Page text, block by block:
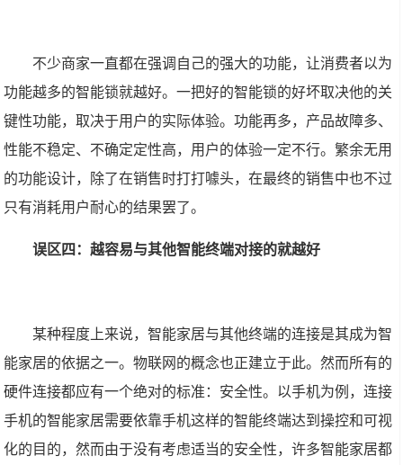
不少商家一直都在强调自己的强大的功能，让消费者以为
功能越多的智能锁就越好。一把好的智能锁的好坏取决他的关
键性功能，取决于用户的实际体验。功能再多，产品故障多、
性能不稳定、不确定定性高，用户的体验一定不行。繁余无用
的功能设计，除了在销售时打打噱头，在最终的销售中也不过
只有消耗用户耐心的结果罢了。
误区四：越容易与其他智能终端对接的就越好
某种程度上来说，智能家居与其他终端的连接是其成为智
能家居的依据之一。物联网的概念也正建立于此。然而所有的
硬件连接都应有一个绝对的标准：安全性。以手机为例，连接
手机的智能家居需要依靠手机这样的智能终端达到操控和可视
化的目的，然而由于没有考虑适当的安全性，许多智能家居都